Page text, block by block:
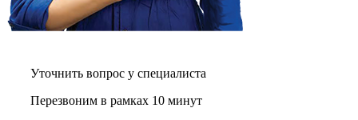
гигрометров
гильотинных ножей
гироскутеров
глубинных вибраторов
gps часов
Уточнить вопрос у специалиста
Перезвоним в рамках 10 минут